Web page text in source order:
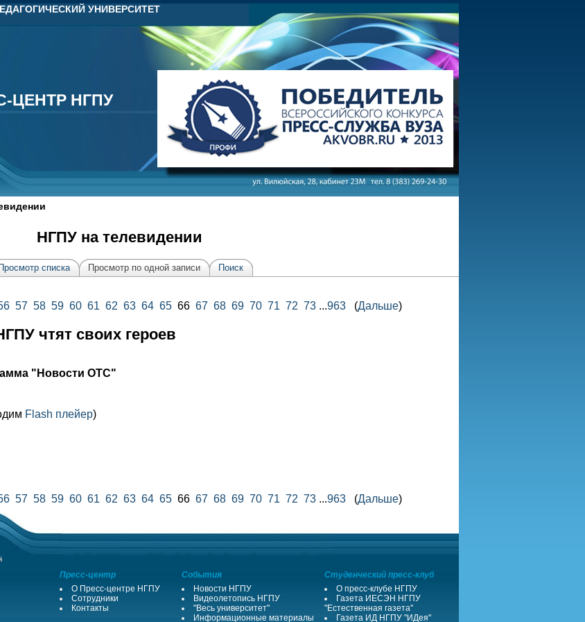
УНИВЕРСИТЕТ
ЦЕНТР НГПУ
ЦЕНТР НГПУ
НГПУ на телевидении
Просмотр списка Просмотр по одной записи Поиск
57 58 59 60 61 62 63 64 6566 67 68 69 70 71 72 73...963(Дальше)
чтят своих героев
"Новости ОТС"
Flash плейер)
57 58 59 60 61 62 63 64 6566 67 68 69 70 71 72 73...963(Дальше)
Пресс-центр События
Студенческий пресс-клуб
О Пресс-центре НГПУ
Сотрудники
Контакты
Новости НГПУ
Видеолетопись НГПУ
"Весь университет"
Информационные материалы
О пресс-клубе НГПУ
Газета ИЕСЭН НГПУ
"Естественная газета"
Газета ИД НГПУ "ИДея"